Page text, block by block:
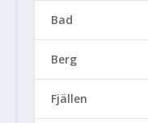
Bad
Berg
Fjällen